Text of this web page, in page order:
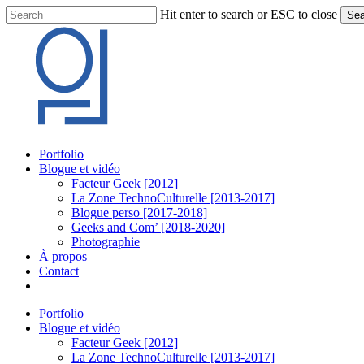
Skip
to
content
Hit enter to search or ESC to close
Search
Menu
Portfolio
Blogue et vidéo
Facteur Geek [2012]
La Zone TechnoCulturelle [2013-2017]
Blogue perso [2017-2018]
Geeks and Com’ [2018-2020]
Photographie
À propos
Contact
Portfolio
Blogue et vidéo
Facteur Geek [2012]
La Zone TechnoCulturelle [2013-2017]